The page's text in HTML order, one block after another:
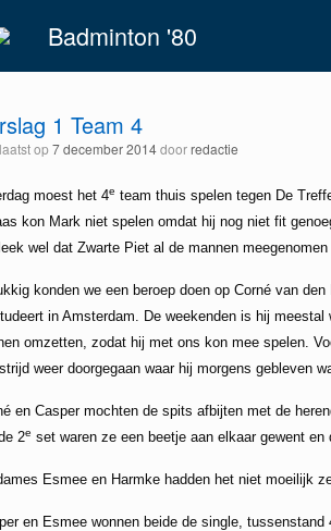
Badminton '80
1 Team 4
op7 december 2014doorredactie
moest het 4e team thuis spelen tegen De
kon Mark niet spelen omdat hij nog niet fit
wel dat Zwarte Piet al de mannen
konden we een beroep doen op Corné van
in Amsterdam. De weekenden is hij
omzetten, zodat hij met ons kon mee spelen.
weer doorgegaan waar hij morgens gebleven
en Casper mochten de spits afbijten met de
2e set waren ze een beetje aan elkaar gewent
Esmee en Harmke hadden het niet moeilijk
en Esmee wonnen beide de single, tussenstand